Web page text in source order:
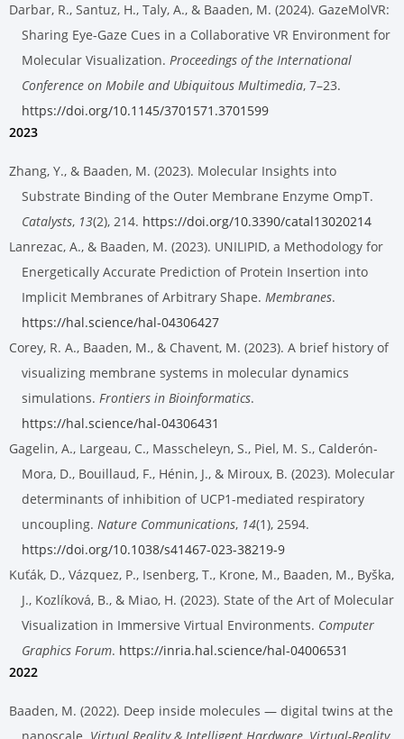
Darbar, R., Santuz, H., Taly, A., & Baaden, M. (2024). GazeMolVR:
Sharing Eye-Gaze Cues in a Collaborative VR Environment for
Molecular Visualization. Proceedings of the International
Conference on Mobile and Ubiquitous Multimedia, 7–23.
https://doi.org/10.1145/3701571.3701599
2023
Zhang, Y., & Baaden, M. (2023). Molecular Insights into
Substrate Binding of the Outer Membrane Enzyme OmpT.
Catalysts, 13(2), 214. https://doi.org/10.3390/catal13020214
Lanrezac, A., & Baaden, M. (2023). UNILIPID, a Methodology for
Energetically Accurate Prediction of Protein Insertion into
Implicit Membranes of Arbitrary Shape. Membranes.
https://hal.science/hal-04306427
Corey, R. A., Baaden, M., & Chavent, M. (2023). A brief history of
visualizing membrane systems in molecular dynamics
simulations. Frontiers in Bioinformatics.
https://hal.science/hal-04306431
Gagelin, A., Largeau, C., Masscheleyn, S., Piel, M. S., Calderón-
Mora, D., Bouillaud, F., Hénin, J., & Miroux, B. (2023). Molecular
determinants of inhibition of UCP1-mediated respiratory
uncoupling. Nature Communications, 14(1), 2594.
https://doi.org/10.1038/s41467-023-38219-9
Kuťák, D., Vázquez, P., Isenberg, T., Krone, M., Baaden, M., Byška,
J., Kozlíková, B., & Miao, H. (2023). State of the Art of Molecular
Visualization in Immersive Virtual Environments. Computer
Graphics Forum. https://inria.hal.science/hal-04006531
2022
Baaden, M. (2022). Deep inside molecules — digital twins at the